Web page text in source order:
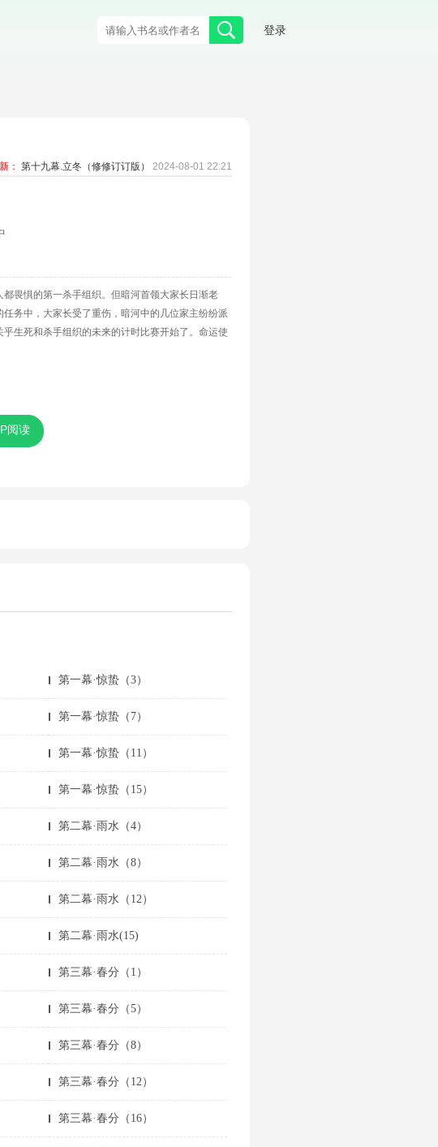
登录
： 第十九幕.立冬（修修订订版） 2024-08-01 22:21
畏惧的第一杀手组织。但暗河首领大家长日渐老
务中，大家长受了重伤，暗河中的几位家主纷纷派
生死和杀手组织的未来的计时比赛开始了。命运使
阅读
第一幕·惊蛰（3）
第一幕·惊蛰（7）
第一幕·惊蛰（11）
第一幕·惊蛰（15）
第二幕·雨水（4）
第二幕·雨水（8）
第二幕·雨水（12）
第二幕·雨水(15)
第三幕·春分（1）
第三幕·春分（5）
第三幕·春分（8）
第三幕·春分（12）
第三幕·春分（16）